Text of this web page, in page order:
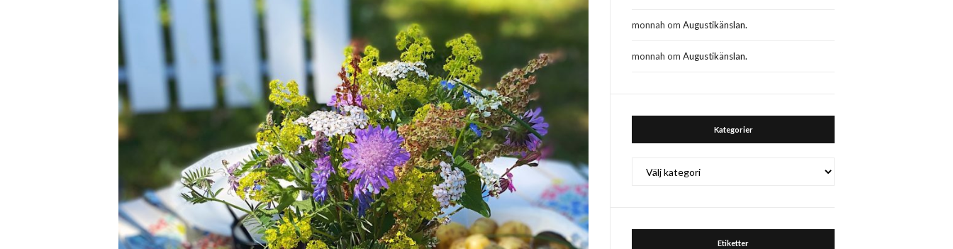
monnah omAugustikänslan.
monnah omAugustikänslan.
Kategorier
Etiketter